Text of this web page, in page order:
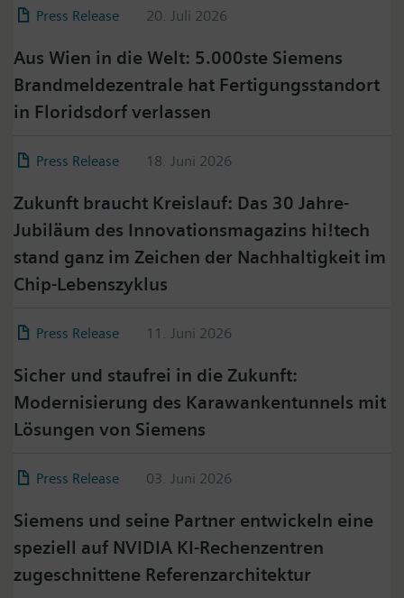
Press Release 20. Juli 2026
Aus Wien in die Welt: 5.000ste Siemens
Brandmeldezentrale hat Fertigungsstandort
in Floridsdorf verlassen
Press Release 18. Juni 2026
Zukunft braucht Kreislauf: Das 30 Jahre-
Jubiläum des Innovationsmagazins hi!tech
stand ganz im Zeichen der Nachhaltigkeit im
Chip-Lebenszyklus
Press Release 11. Juni 2026
Sicher und staufrei in die Zukunft:
Modernisierung des Karawankentunnels mit
Lösungen von Siemens
Press Release 03. Juni 2026
Siemens und seine Partner entwickeln eine
speziell auf NVIDIA KI-Rechenzentren
zugeschnittene Referenzarchitektur